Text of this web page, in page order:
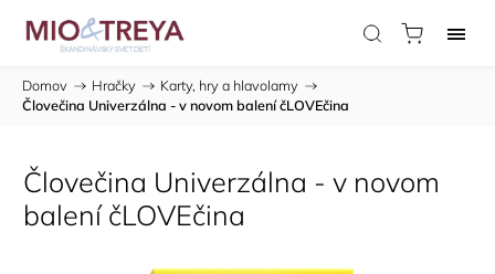
Domov / Hračky / Karty, hry a hlavolamy /
Človečina Univerzálna - v novom balení čLOVEčina
Človečina Univerzálna - v novom
balení čLOVEčina